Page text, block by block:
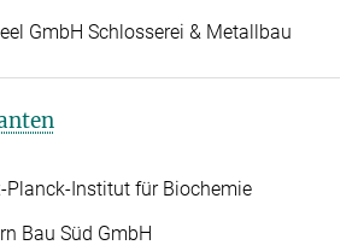
GmbH Schlosserei & Metallbau
Planck-Institut für Biochemie
Bau Süd GmbH